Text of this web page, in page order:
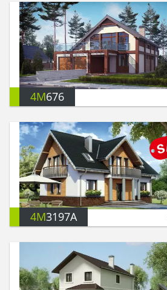
4M676
4M3197A